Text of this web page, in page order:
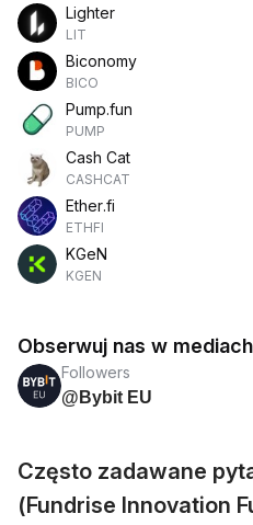
Lighter
LIT
Biconomy
BICO
Pump.fun
PUMP
Cash Cat
CASHCAT
Ether.fi
ETHFI
KGeN
KGEN
Obserwuj nas w
Followers
@Bybit EU
Często zadawane
(Fundrise Innovation